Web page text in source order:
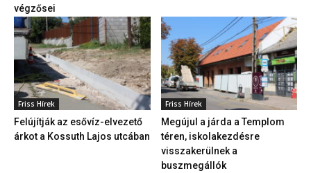
végzősei
Friss Hírek
Felújítják az esővíz-elvezető
árkot a Kossuth Lajos utcában
Friss Hírek
Megújul a járda a Templom
téren, iskolakezdésre
visszakerülnek a
buszmegállók